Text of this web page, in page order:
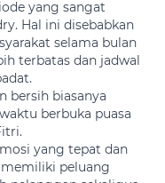
yang sangat
Hal ini disebabkan
selama bulan
terbatas dan jadwal
bersih biasanya
berbuka puasa
yang tepat dan
peluang